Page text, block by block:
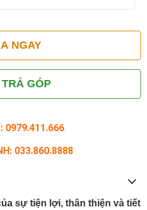
NGAY
GÓP
0979.411.666
033.860.8888
sự tiện lợi, thân thiện và tiết